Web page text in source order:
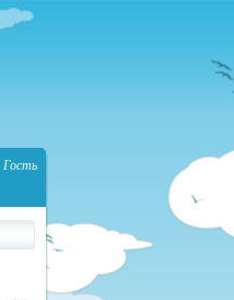
Гость